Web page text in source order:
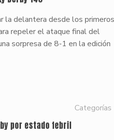
la delantera desde los primeros
repeler el ataque final del
sorpresa de 8-1 en la edición
Categorías
por estado febril